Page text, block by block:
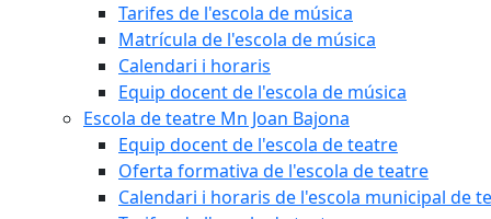
Tarifes de l'escola de música
Matrícula de l'escola de música
Calendari i horaris
Equip docent de l'escola de música
Escola de teatre Mn Joan Bajona
Equip docent de l'escola de teatre
Oferta formativa de l'escola de teatre
Calendari i horaris de l'escola municipal de